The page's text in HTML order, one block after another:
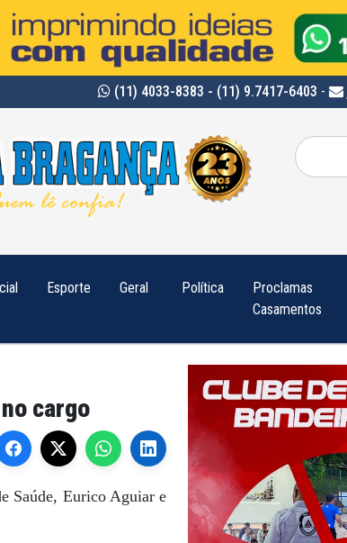
(11) 4033-8383 - (11) 9.7417-6403 -
Pesquisar
por:
Esporte Geral Política
Proclamas
Casamentos
cargo
Saúde, Eurico Aguiar e